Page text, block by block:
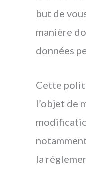
but de
manière
données
Cette
l’objet de
la